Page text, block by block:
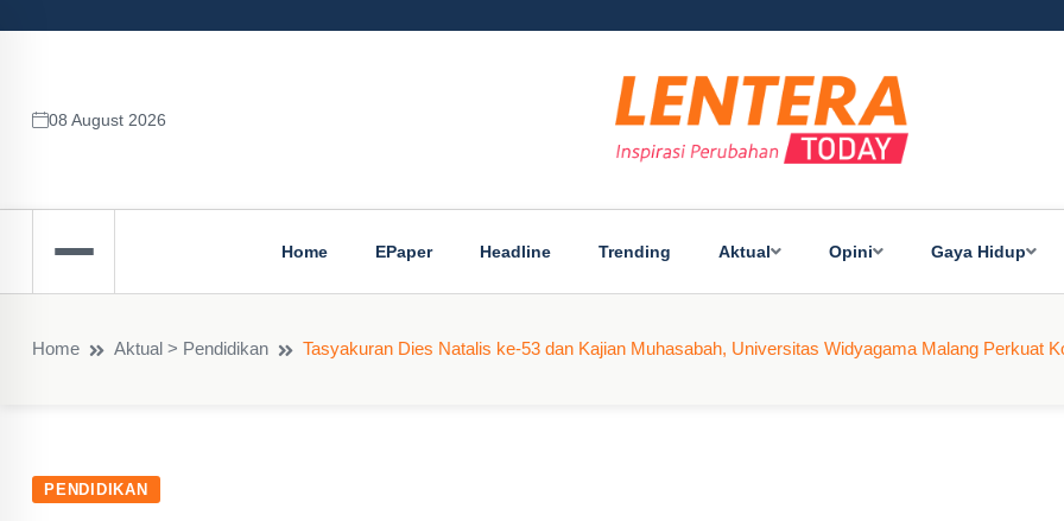
08 August 2026
Home EPaper Headline Trending Aktual Opini Gaya Hidup
Home Aktual > Pendidikan Tasyakuran Dies Natalis ke-53 dan Kajian Muhasabah, Universitas Widyagama Malang Perkuat
PENDIDIKAN